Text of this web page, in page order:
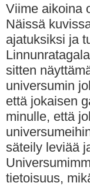
Viime aikoina
Näissä
ajatuksiksi ja
sitten
universumin
että jokaisen
minulle, että
säteily leviää
tietoisuus,